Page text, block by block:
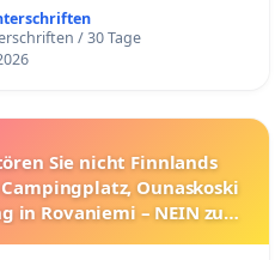
/ 30 Tage
Sie nicht Finnlands
Ounaskoski
in Rovaniemi – NEIN zum